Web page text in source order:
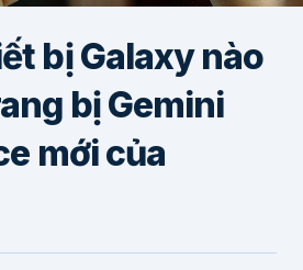
bị Galaxy nào
bị Gemini
mới của